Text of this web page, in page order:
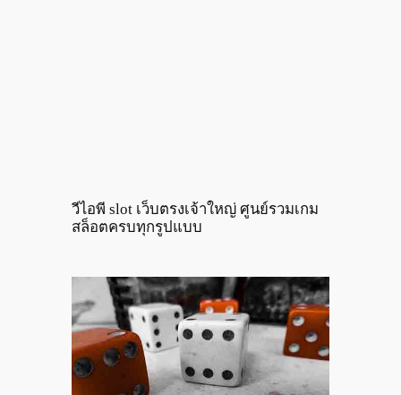
วีไอพี slot เว็บตรงเจ้าใหญ่ ศูนย์รวมเกม
สล็อตครบทุกรูปแบบ